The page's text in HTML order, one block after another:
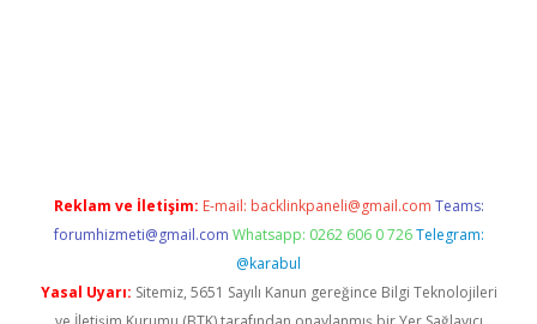
Reklam ve İletişim: E-mail: backlinkpaneli@gmail.com Teams:
forumhizmeti@gmail.com Whatsapp: 0262 606 0 726 Telegram:
@karabul
Yasal Uyarı: Sitemiz, 5651 Sayılı Kanun gereğince Bilgi Teknolojileri